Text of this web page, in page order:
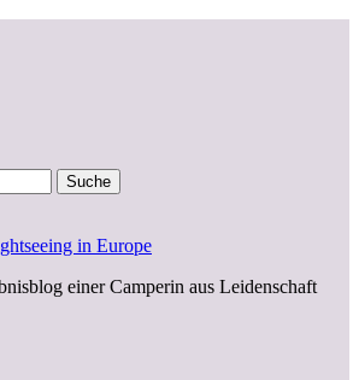
in Europe
einer Camperin aus Leidenschaft